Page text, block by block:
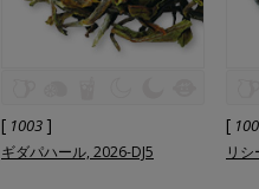
[ 1003 ]
ギダパハール, 2026-DJ5
[
リ